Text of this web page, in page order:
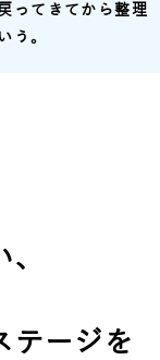
ってきてから整理
う。
テージを